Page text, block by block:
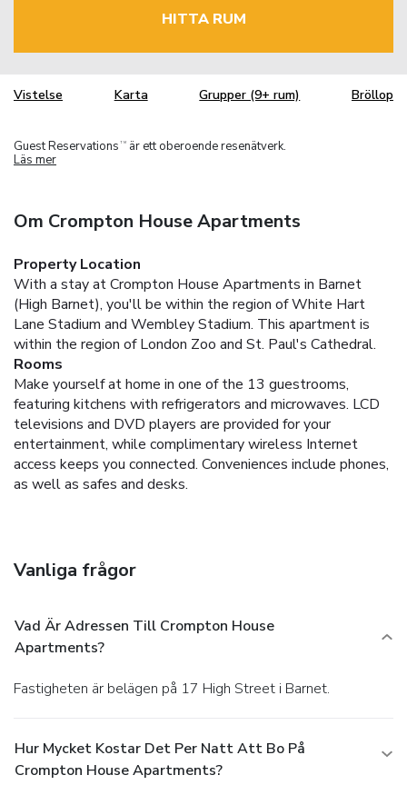
HITTA RUM
Vistelse Karta Grupper (9+ rum) Bröllop
Guest Reservations TM
är ett oberoende resenätverk.
Läs mer
Om Crompton House Apartments
Property Location
With a stay at Crompton House Apartments in Barnet
(High Barnet), you'll be within the region of White Hart
Lane Stadium and Wembley Stadium. This apartment is
within the region of London Zoo and St. Paul's Cathedral.
Rooms
Make yourself at home in one of the 13 guestrooms,
featuring kitchens with refrigerators and microwaves. LCD
televisions and DVD players are provided for your
entertainment, while complimentary wireless Internet
access keeps you connected. Conveniences include phones,
as well as safes and desks.
Vanliga frågor
Vad Är Adressen Till Crompton House
Apartments?
Fastigheten är belägen på 17 High Street i Barnet.
Hur Mycket Kostar Det Per Natt Att Bo På
Crompton House Apartments?